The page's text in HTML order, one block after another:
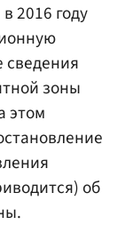
2016 году
сведения
зоны
этом
об